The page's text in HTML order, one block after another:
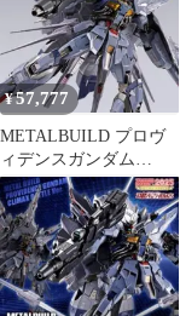
ウェブ商店限定
¥57,777
METALBUILD プロヴ
ィデンスガンダム
CLIMAXBATTLE Ver.